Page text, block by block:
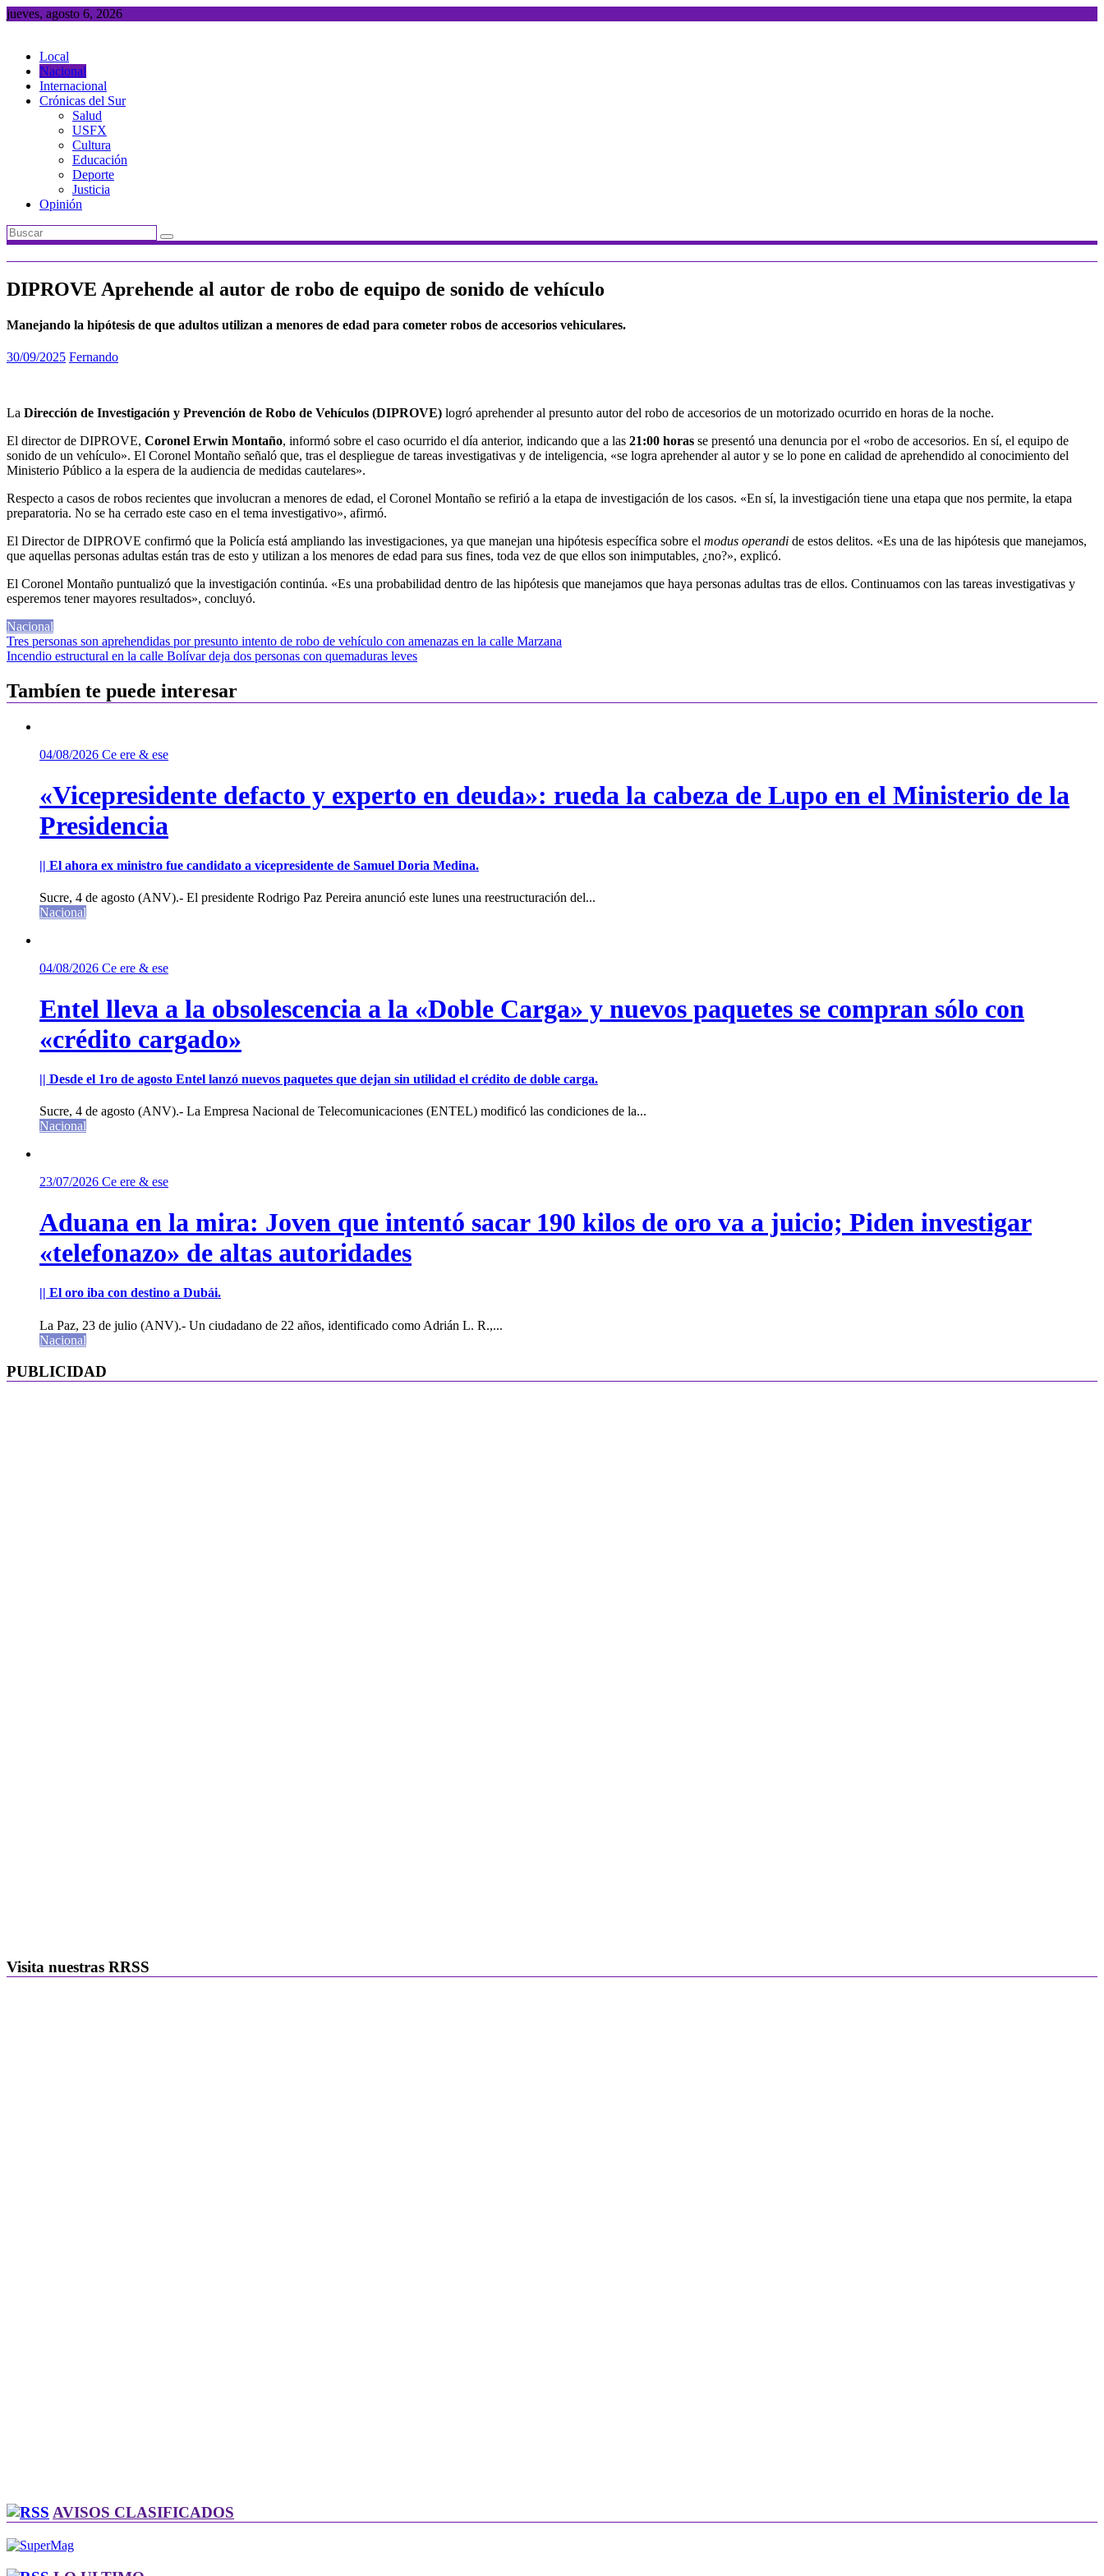
Saltar
jueves, agosto 6, 2026
Local
Nacional
Internacional
Crónicas del Sur
Salud
USFX
Cultura
Educación
Deporte
Justicia
Opinión
DIPROVE Aprehende al autor de robo de equipo de sonido de vehículo
Manejando la hipótesis de que adultos utilizan a menores de edad para cometer robos de accesorios vehiculares.
30/09/2025 Fernando
La Dirección de Investigación y Prevención de Robo de Vehículos (DIPROVE) logró aprehender al presunto autor del robo de accesorios de un motorizado ocurrido en horas de la noche.
El director de DIPROVE, Coronel Erwin Montaño, informó sobre el caso ocurrido el día anterior, indicando que a las 21:00 horas se presentó una denuncia por el «robo de accesorios. En sí, el equipo de
sonido de un vehículo». El Coronel Montaño señaló que, tras el despliegue de tareas investigativas y de inteligencia, «se logra aprehender al autor y se lo pone en calidad de aprehendido al conocimiento del
Ministerio Público a la espera de la audiencia de medidas cautelares».
Respecto a casos de robos recientes que involucran a menores de edad, el Coronel Montaño se refirió a la etapa de investigación de los casos. «En sí, la investigación tiene una etapa que nos permite, la etapa
preparatoria. No se ha cerrado este caso en el tema investigativo», afirmó.
El Director de DIPROVE confirmó que la Policía está ampliando las investigaciones, ya que manejan una hipótesis específica sobre el modus operandi de estos delitos. «Es una de las hipótesis que manejamos,
que aquellas personas adultas están tras de esto y utilizan a los menores de edad para sus fines, toda vez de que ellos son inimputables, ¿no?», explicó.
El Coronel Montaño puntualizó que la investigación continúa. «Es una probabilidad dentro de las hipótesis que manejamos que haya personas adultas tras de ellos. Continuamos con las tareas investigativas y
esperemos tener mayores resultados», concluyó.
Nacional
Navegación
de
entradas
Tres personas son aprehendidas por presunto intento de robo de vehículo con amenazas en la calle Marzana
Incendio estructural en la calle Bolívar deja dos personas con quemaduras leves
Tambíen te puede interesar
04/08/2026 Ce ere & ese
«Vicepresidente defacto y experto en deuda»: rueda la cabeza de Lupo en el Ministerio de la
Presidencia
|| El ahora ex ministro fue candidato a vicepresidente de Samuel Doria Medina.
Sucre, 4 de agosto (ANV).- El presidente Rodrigo Paz Pereira anunció este lunes una reestructuración del...
Nacional
04/08/2026 Ce ere & ese
Entel lleva a la obsolescencia a la «Doble Carga» y nuevos paquetes se compran sólo con
«crédito cargado»
|| Desde el 1ro de agosto Entel lanzó nuevos paquetes que dejan sin utilidad el crédito de doble carga.
Sucre, 4 de agosto (ANV).- La Empresa Nacional de Telecomunicaciones (ENTEL) modificó las condiciones de la...
Nacional
23/07/2026 Ce ere & ese
Aduana en la mira: Joven que intentó sacar 190 kilos de oro va a juicio; Piden investigar
«telefonazo» de altas autoridades
|| El oro iba con destino a Dubái.
La Paz, 23 de julio (ANV).- Un ciudadano de 22 años, identificado como Adrián L. R.,...
Nacional
PUBLICIDAD
Visita nuestras RRSS
AVISOS CLASIFICADOS